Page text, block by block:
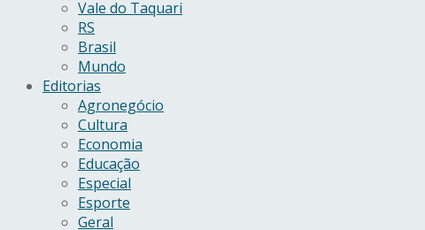
Vale do Taquari
RS
Brasil
Mundo
Editorias
Agronegócio
Cultura
Economia
Educação
Especial
Esporte
Geral